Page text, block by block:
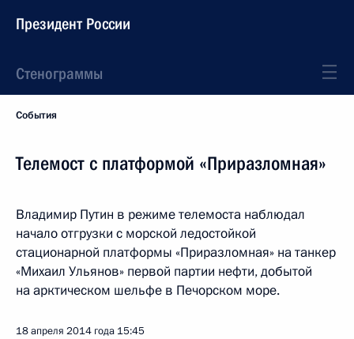
Президент России
Стенограммы
События
Телемост с платформой «Приразломная»
Владимир Путин в режиме телемоста наблюдал
начало отгрузки с морской ледостойкой
стационарной платформы «Приразломная» на танкер
«Михаил Ульянов» первой партии нефти, добытой
на арктическом шельфе в Печорском море.
18 апреля 2014 года 15:45